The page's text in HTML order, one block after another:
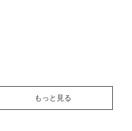
もっと見る